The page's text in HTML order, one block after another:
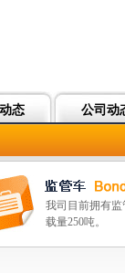
态 公司动
我司目前拥有
载量250吨。